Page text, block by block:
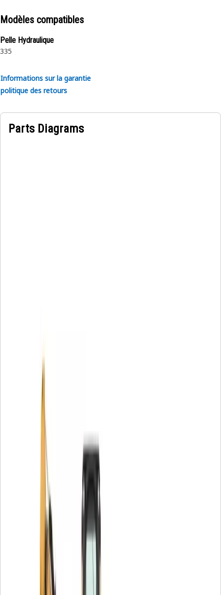
Modèles compatibles
Pelle Hydraulique
335
Informations sur la garantie
politique des retours
Parts Diagrams